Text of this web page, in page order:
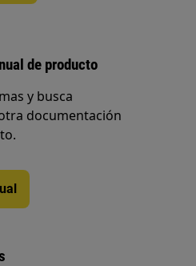
de producto
y busca
documentación